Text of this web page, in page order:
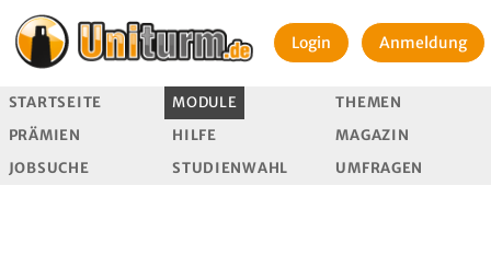
Login Anmeldung
STARTSEITE MODULE
THEMEN
PRÄMIEN
HILFE
MAGAZIN
JOBSUCHE
STUDIENWAHL UMFRAGEN